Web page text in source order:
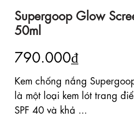
Supergoop Glow
50ml
790.000₫
Kem chống nắng
là một loại kem lót trang
SPF 40 và khả ...